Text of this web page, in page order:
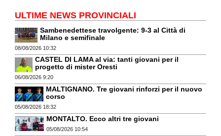
ULTIME NEWS PROVINCIALI
Sambenedettese travolgente: 9-3 al Città di
Milano e semifinale
08/08/2026 10:32
CASTEL DI LAMA al via: tanti giovani per il
progetto di mister Oresti
06/08/2026 9:20
MALTIGNANO. Tre giovani rinforzi per il nuovo
corso
05/08/2026 18:32
MONTALTO. Ecco altri tre giovani
05/08/2026 10:54